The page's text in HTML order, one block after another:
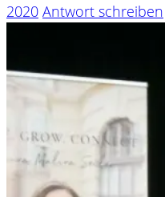
2020 Antwort schreiben